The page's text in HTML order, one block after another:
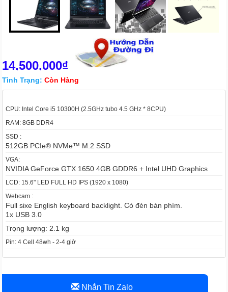
14,500,000₫
Tình Trạng: Còn Hàng
CPU: Intel Core i5 10300H (2.5GHz tubo 4.5 GHz * 8CPU)
RAM: 8GB DDR4
SSD :
512GB PCIe® NVMe™ M.2 SSD
VGA:
NVIDIA GeForce GTX 1650 4GB GDDR6 + Intel UHD Graphics
LCD: 15.6" LED FULL HD IPS (1920 x 1080)
Webcam :
Full sixe English keyboard backlight. Có đèn bàn phím.
1x USB 3.0
Trọng lượng: 2.1 kg
Pin: 4 Cell 48wh - 2-4 giờ
Nhắn Tin Zalo